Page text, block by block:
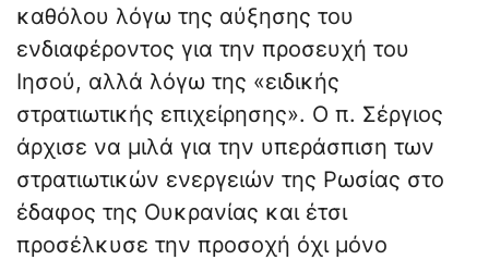
καθόλου λόγω της αύξησης του
ενδιαφέροντος για την προσευχή του
Ιησού, αλλά λόγω της «ειδικής
στρατιωτικής επιχείρησης». Ο π. Σέργιος
άρχισε να μιλά για την υπεράσπιση των
στρατιωτικών ενεργειών της Ρωσίας στο
έδαφος της Ουκρανίας και έτσι
προσέλκυσε την προσοχή όχι μόνο